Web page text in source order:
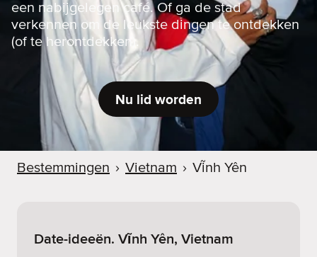
een nabijgelegen café. Of ga de stad
verkennen om de leukste dingen te ontdekken
(of te herontdekken).
Nu lid worden
Bestemmingen › Vietnam › Vĩnh Yên
Date-ideeën. Vĩnh Yên, Vietnam